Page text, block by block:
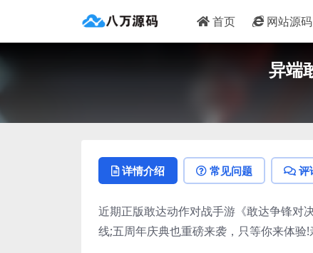
首页 网站源码
异端
详情介绍 常见问题 评
近期正版敢达动作对战手游《敢达争锋对
线;五周年庆典也重磅来袭，只等你来体验